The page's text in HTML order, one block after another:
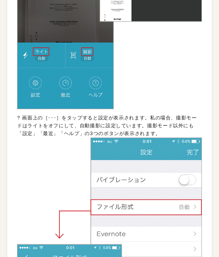
? 画面上の［･･･］をタップすると設定が表示されます。私の場合、撮影モー
ドはライトをオフにして、自動撮影に設定しています。撮影モード以外にも
「設定」「最近」「ヘルプ」の3つのボタンが表示されます。